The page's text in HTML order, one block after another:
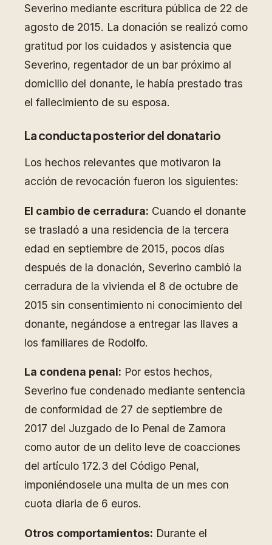
Severino mediante escritura pública de 22 de
agosto de 2015. La donación se realizó como
gratitud por los cuidados y asistencia que
Severino, regentador de un bar próximo al
domicilio del donante, le había prestado tras
el fallecimiento de su esposa.
La conducta posterior del donatario
Los hechos relevantes que motivaron la
acción de revocación fueron los siguientes:
El cambio de cerradura: Cuando el donante
se trasladó a una residencia de la tercera
edad en septiembre de 2015, pocos días
después de la donación, Severino cambió la
cerradura de la vivienda el 8 de octubre de
2015 sin consentimiento ni conocimiento del
donante, negándose a entregar las llaves a
los familiares de Rodolfo.
La condena penal: Por estos hechos,
Severino fue condenado mediante sentencia
de conformidad de 27 de septiembre de
2017 del Juzgado de lo Penal de Zamora
como autor de un delito leve de coacciones
del artículo 172.3 del Código Penal,
imponiéndosele una multa de un mes con
cuota diaria de 6 euros.
Otros comportamientos: Durante el